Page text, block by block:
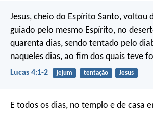
Jesus, cheio do Espírito Santo, voltou
guiado pelo mesmo Espírito, no
quarenta dias, sendo tentado pelo
naqueles dias, ao fim dos quais teve
Lucas 4:1-2 jejum tentação Jesus
E todos os dias, no templo e de casa